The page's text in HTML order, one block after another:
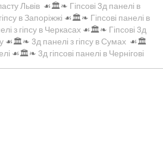
Львів ☙🏛️❧ Гіпсові 3д панелі в
в Запоріжжі ☙🏛️❧ Гіпсові панелі в
з гіпсу в Черкасах ☙🏛️❧ Гіпсові 3д
☙🏛️❧ 3д панелі з гіпсу в Сумах ☙🏛️
☙🏛️❧ 3д гіпсові панелі в Чернігові